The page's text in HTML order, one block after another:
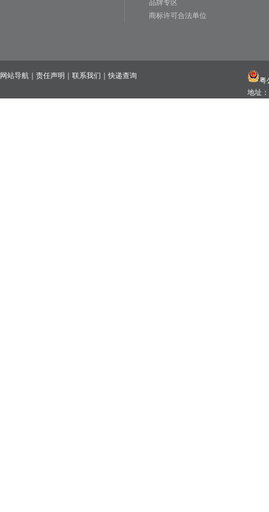
品牌专区
商标许可合法单位
网站导航 责任声明 联系我们 ｜快递查询
粤
地址